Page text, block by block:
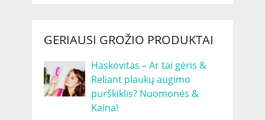
GERIAUSI GROŽIO PRODUKTAI
Haskovitas – Ar tai gėris &
Reliant plaukų augimo
purškiklis? Nuomonės &
Kaina!